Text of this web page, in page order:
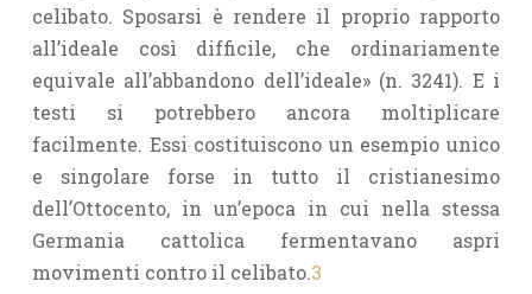
celibato. Sposarsi è rendere il proprio rapporto
all’ideale così difficile, che ordinariamente
equivale all’abbandono dell’ideale» (n. 3241). E i
testi si potrebbero ancora moltiplicare
facilmente. Essi costituiscono un esempio unico
e singolare forse in tutto il cristianesimo
dell’Ottocento, in un’epoca in cui nella stessa
Germania cattolica fermentavano aspri
movimenti contro il celibato.3